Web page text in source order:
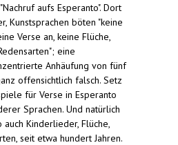
aufs Esperanto". Dort
Kunstsprachen böten "keine
Verse an, keine Flüche,
eine
Anhäufung von fünf
offensichtlich falsch. Setz
für Verse in Esperanto
Sprachen. Und natürlich
Kinderlieder, Flüche,
seit etwa hundert Jahren.